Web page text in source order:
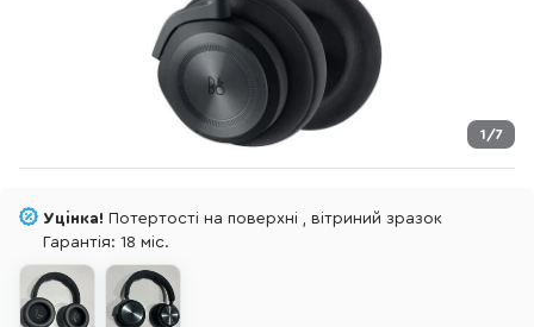
1/7
Уцінка! Потертості на поверхні , вітриний зразок
Гарантія: 18 міс.